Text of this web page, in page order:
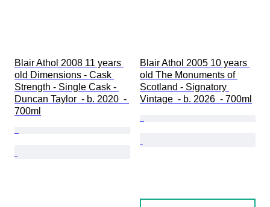
Blair Athol 2008 11 years
old Dimensions - Cask
Strength - Single Cask -
Duncan Taylor  - b. 2020  -
700ml
Blair Athol 2005 10 years
old The Monuments of
Scotland - Signatory
Vintage  - b. 2026  - 700ml